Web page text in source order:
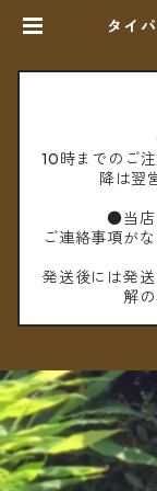
タイ
10時までのご
降は翌
●当店
ご連絡事項が
発送後には発
解